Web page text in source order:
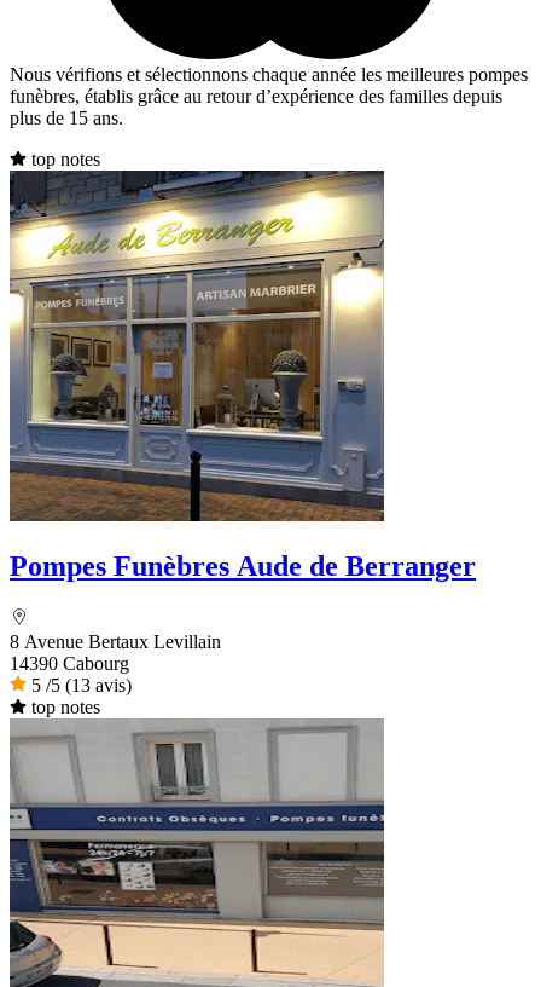
Nous vérifions et sélectionnons chaque année les meilleures pompes
funèbres, établis grâce au retour d’expérience des familles depuis
plus de 15 ans.
top notes
Pompes Funèbres Aude de Berranger
8 Avenue Bertaux Levillain
14390 Cabourg
5 /5 (13 avis)
top notes